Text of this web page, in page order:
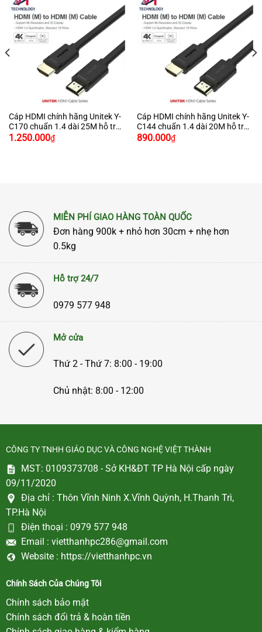
Cáp HDMI chính hãng Unitek Y-
C170 chuẩn 1.4 dài 25M hỗ trợ
3D , 4K*2K cao cấp
1.250.000₫
Cáp HDMI chính hãng Unitek Y-
C144 chuẩn 1.4 dài 20M hỗ trợ
3D , 4K*2K cao cấp
890.000₫
MIỄN PHÍ GIAO HÀNG TOÀN QUỐC
Đơn hàng 900k + nhỏ hơn 30cm + nhẹ hơn
0.5kg
Hỗ trợ 24/7
0979 577 948
Mở cửa
Thứ 2 - Thứ 7: 8:00 - 19:00
Chủ nhật: 8:00 - 12:00
CÔNG TY TNHH GIÁO DỤC VÀ CÔNG NGHỆ VIỆT THÀNH
MST: 0109373708 - Sở KH&ĐT TP Hà Nội cấp ngày
09/11/2020
Địa chỉ : Thôn Vĩnh Ninh X.Vĩnh Quỳnh, H.Thanh Trì,
TP.Hà Nội
Điện thoại : 0979 577 948
Email : vietthanhpc286@gmail.com
Website : https://vietthanhpc.vn
Chính Sách Của Chúng Tôi
Chính sách bảo mật
Chính sách đổi trả & hoàn tiền